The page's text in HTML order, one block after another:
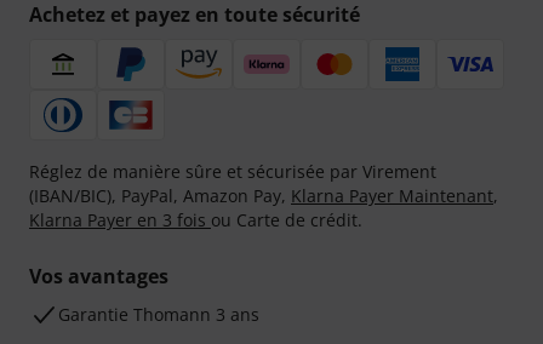
Achetez et payez en toute sécurité
Réglez de manière sûre et sécurisée par Virement
(IBAN/BIC), PayPal, Amazon Pay, Klarna Payer Maintenant,
Klarna Payer en 3 fois ou Carte de crédit.
Vos avantages
Ga­ran­tie Thomann 3 ans